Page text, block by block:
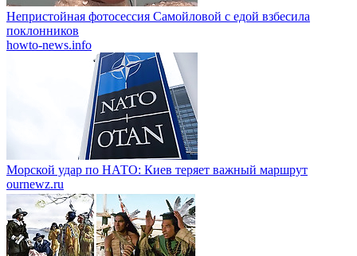
Непристойная фотосессия Самойловой с едой взбесила
поклонников
howto-news.info
Морской удар по НАТО: Киев теряет важный маршрут
ournewz.ru